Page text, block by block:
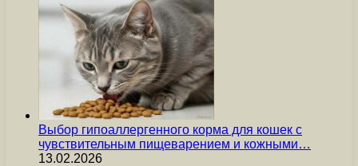
Выбор гипоаллергенного корма для кошек с
чувствительным пищеварением и кожными…
13.02.2026